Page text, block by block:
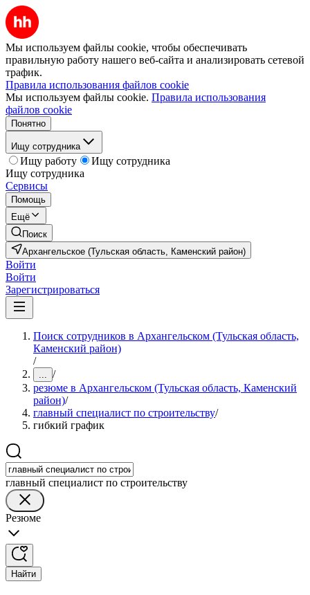
Мы используем файлы cookie, чтобы обеспечивать
правильную работу нашего веб-сайта и анализировать сетевой
трафик.
Правила использования файлов cookie
Мы используем файлы cookie. Правила использования
файлов cookie
Понятно
Ищу сотрудника
Ищу работу
Ищу сотрудника
Ищу сотрудника
Сервисы
Помощь
Ещё
Поиск
Архангельское (Тульская область, Каменский район)
Войти
Войти
Зарегистрироваться
Поиск сотрудников в Архангельском (Тульская область,
Каменский район)
/
... /
резюме в Архангельском (Тульская область, Каменский
район)/
главный специалист по строительству/
гибкий график
главный специалист по строительству
Резюме
Найти